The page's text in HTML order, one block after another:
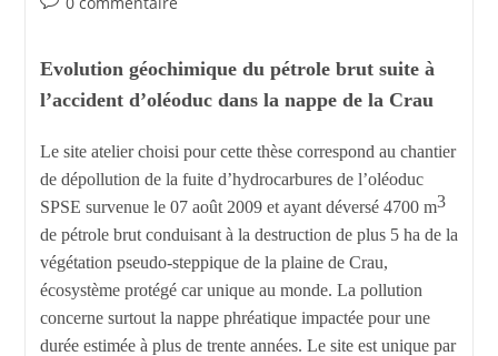
Evolution géochimique du pétrole brut suite à
l’accident d’oléoduc dans la nappe de la Crau
Le site atelier choisi pour cette thèse correspond au chantier
de dépollution de la fuite d’hydrocarbures de l’oléoduc
SPSE survenue le 07 août 2009 et ayant déversé 4700 m3
de pétrole brut conduisant à la destruction de plus 5 ha de la
végétation pseudo-steppique de la plaine de Crau,
écosystème protégé car unique au monde. La pollution
concerne surtout la nappe phréatique impactée pour une
durée estimée à plus de trente années. Le site est unique par